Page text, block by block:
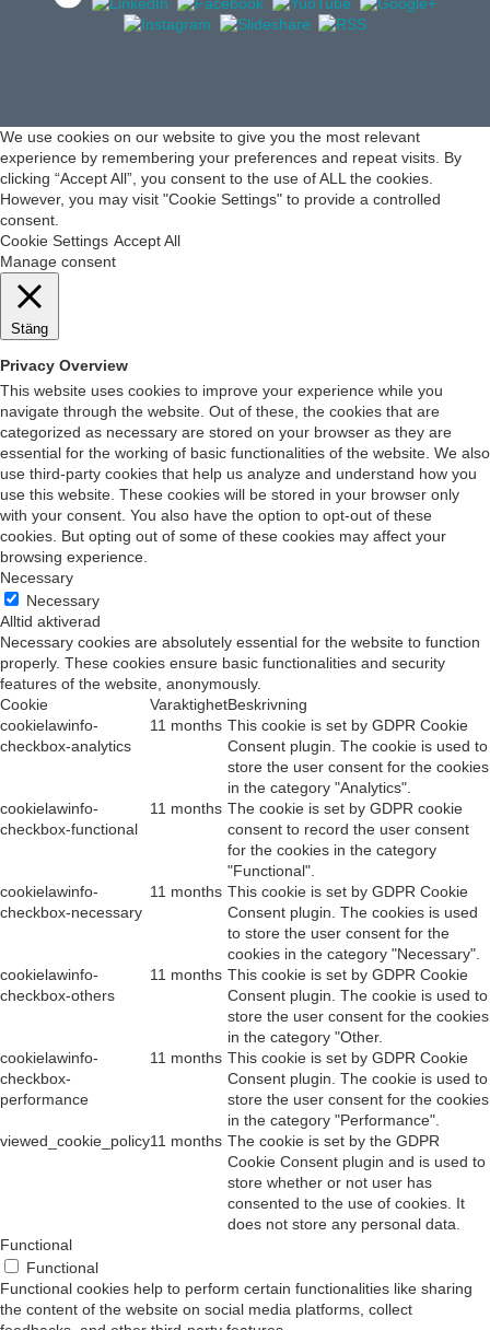
We use cookies on our website to give you the most relevant
experience by remembering your preferences and repeat visits. By
clicking “Accept All”, you consent to the use of ALL the cookies.
However, you may visit "Cookie Settings" to provide a controlled
consent.
Cookie Settings Accept All
Manage consent
Stäng
Privacy Overview
This website uses cookies to improve your experience while you
navigate through the website. Out of these, the cookies that are
categorized as necessary are stored on your browser as they are
essential for the working of basic functionalities of the website. We also
use third-party cookies that help us analyze and understand how you
use this website. These cookies will be stored in your browser only
with your consent. You also have the option to opt-out of these
cookies. But opting out of some of these cookies may affect your
browsing experience.
Necessary
Necessary
Alltid aktiverad
Necessary cookies are absolutely essential for the website to function
properly. These cookies ensure basic functionalities and security
features of the website, anonymously.
Cookie
VaraktighetBeskrivning
cookielawinfo-
checkbox-analytics
11 months This cookie is set by GDPR Cookie
Consent plugin. The cookie is used to
store the user consent for the cookies
in the category "Analytics".
cookielawinfo-
checkbox-functional
11 months The cookie is set by GDPR cookie
consent to record the user consent
for the cookies in the category
"Functional".
cookielawinfo-
checkbox-necessary
11 months This cookie is set by GDPR Cookie
Consent plugin. The cookies is used
to store the user consent for the
cookies in the category "Necessary".
cookielawinfo-
checkbox-others
11 months This cookie is set by GDPR Cookie
Consent plugin. The cookie is used to
store the user consent for the cookies
in the category "Other.
cookielawinfo-
checkbox-
performance
11 months This cookie is set by GDPR Cookie
Consent plugin. The cookie is used to
store the user consent for the cookies
in the category "Performance".
viewed_cookie_policy11 months The cookie is set by the GDPR
Cookie Consent plugin and is used to
store whether or not user has
consented to the use of cookies. It
does not store any personal data.
Functional
Functional
Functional cookies help to perform certain functionalities like sharing
the content of the website on social media platforms, collect